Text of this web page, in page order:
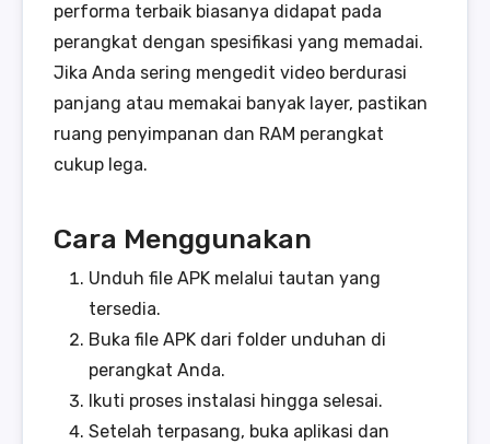
performa terbaik biasanya didapat pada
perangkat dengan spesifikasi yang memadai.
Jika Anda sering mengedit video berdurasi
panjang atau memakai banyak layer, pastikan
ruang penyimpanan dan RAM perangkat
cukup lega.
Cara Menggunakan
Unduh file APK melalui tautan yang
tersedia.
Buka file APK dari folder unduhan di
perangkat Anda.
Ikuti proses instalasi hingga selesai.
Setelah terpasang, buka aplikasi dan